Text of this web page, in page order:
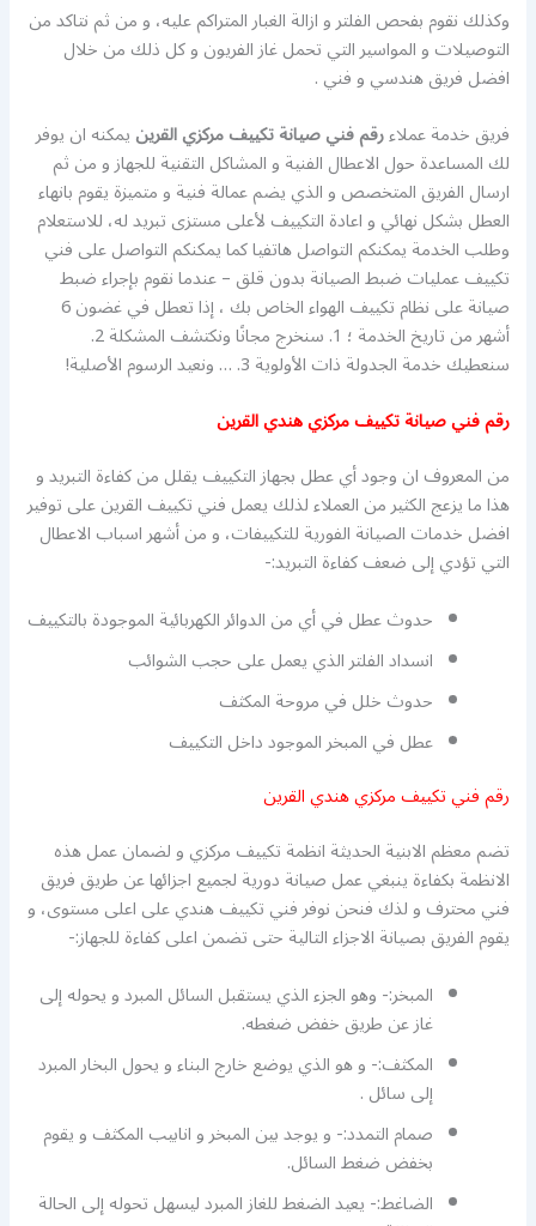
وكذلك نقوم بفحص الفلتر و ازالة الغبار المتراكم عليه، و من ثم نتاكد من
التوصيلات و المواسير التي تحمل غاز الفريون و كل ذلك من خلال
افضل فريق هندسي و فني .
فريق خدمة عملاءرقم فني صيانة تكييف مركزي القرينيمكنه ان يوفر
لك المساعدة حول الاعطال الفنية و المشاكل التقنية للجهاز و من ثم
ارسال الفريق المتخصص و الذي يضم عمالة فنية و متميزة يقوم بانهاء
العطل بشكل نهائي و اعادة التكييف لأعلى مستزى تبريد له، للاستعلام
وطلب الخدمة يمكنكم التواصل هاتفيا كما يمكنكم التواصل على فني
تكييف عمليات ضبط الصيانة بدون قلق – عندما نقوم بإجراء ضبط
صيانة على نظام تكييف الهواء الخاص بك ، إذا تعطل في غضون 6
أشهر من تاريخ الخدمة ؛ 1. سنخرج مجانًا ونكتشف المشكلة 2.
سنعطيك خدمة الجدولة ذات الأولوية 3. … ونعيد الرسوم الأصلية!
رقم فني صيانة تكييف مركزي هندي القرين
من المعروف ان وجود أي عطل بجهاز التكييف يقلل من كفاءة التبريد و
هذا ما يزعج الكثير من العملاء لذلك يعمل فني تكييف القرين على توفير
افضل خدمات الصيانة الفورية للتكييفات، و من أشهر اسباب الاعطال
التي تؤدي إلى ضعف كفاءة التبريد:-
حدوث عطل في أي من الدوائر الكهربائية الموجودة بالتكييف
انسداد الفلتر الذي يعمل على حجب الشوائب
حدوث خلل في مروحة المكثف
عطل في المبخر الموجود داخل التكييف
رقم فني تكييف مركزي هندي القرين
تضم معظم الابنية الحديثة انظمة تكييف مركزي و لضمان عمل هذه
الانظمة بكفاءة ينبغي عمل صيانة دورية لجميع اجزائها عن طريق فريق
فني محترف و لذك فنحن نوفر فني تكييف هندي على اعلى مستوى، و
يقوم الفريق بصيانة الاجزاء التالية حتى تضمن اعلى كفاءة للجهاز:-
المبخر:- وهو الجزء الذي يستقبل السائل المبرد و يحوله إلى
غاز عن طريق خفض ضغطه.
المكثف:- و هو الذي يوضع خارج البناء و يحول البخار المبرد
إلى سائل .
صمام التمدد:- و يوجد بين المبخر و انابيب المكثف و يقوم
بخفض ضغط السائل.
الضاغط:- يعيد الضغط للغاز المبرد ليسهل تحوله إلى الحالة